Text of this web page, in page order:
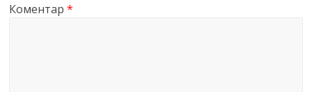
Коментар*